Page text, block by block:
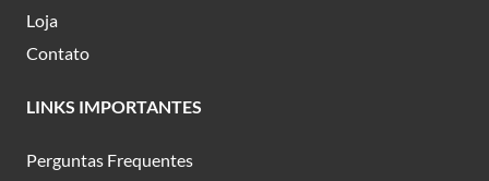
Loja
Contato
LINKS IMPORTANTES
Perguntas Frequentes